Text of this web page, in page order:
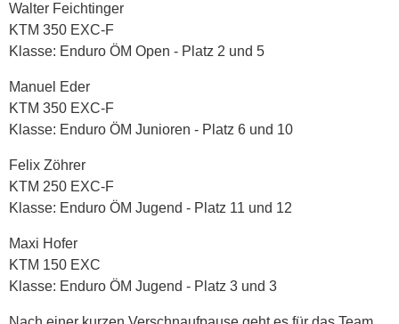
Walter Feichtinger
KTM 350 EXC-F
Klasse: Enduro ÖM Open - Platz 2 und 5
Manuel Eder
KTM 350 EXC-F
Klasse: Enduro ÖM Junioren - Platz 6 und 10
Felix Zöhrer
KTM 250 EXC-F
Klasse: Enduro ÖM Jugend - Platz 11 und 12
Maxi Hofer
KTM 150 EXC
Klasse: Enduro ÖM Jugend - Platz 3 und 3